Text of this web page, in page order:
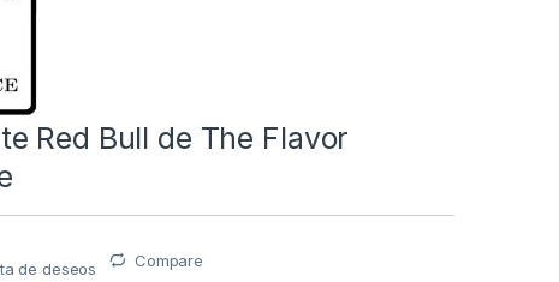
Red Bull de The Flavor
de deseos Compare